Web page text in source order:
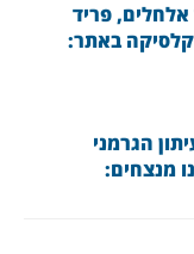
פריד
קלסיקה באתר:
הגרמני
מנצחים: